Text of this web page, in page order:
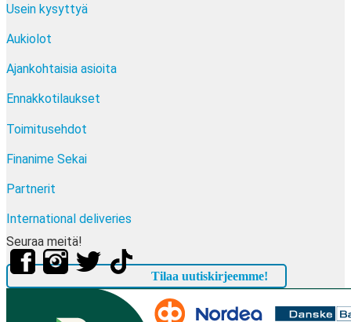
Usein kysyttyä
Aukiolot
Ajankohtaisia asioita
Ennakkotilaukset
Toimitusehdot
Finanime Sekai
Partnerit
International deliveries
Seuraa meitä!
Tilaa uutiskirjeemme!